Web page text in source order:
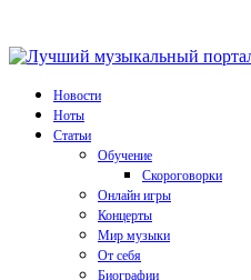
Новости
Ноты
Статьи
Обучение
Скороговорки
Онлайн игры
Концерты
Мир музыки
От себя
Биографии